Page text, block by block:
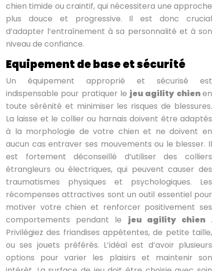
chien timide ou craintif, qui nécessitera une approche
plus douce et progressive. Il est donc crucial
d’adapter l’entraînement à sa personnalité et à son
niveau de confiance.
Equipement de base et sécurité
Un équipement approprié et sécurisé est
indispensable pour pratiquer le jeu agility chienen
toute sérénité et minimiser les risques de blessures.
La laisse et le collier ou harnais doivent être adaptés
à la morphologie de votre chien et ne doivent en
aucun cas entraver ses mouvements ou le blesser. Il
est fortement déconseillé d’utiliser des colliers
étrangleurs ou électriques, qui peuvent causer des
traumatismes physiques et psychologiques. Les
récompenses attractives sont un outil essentiel pour
motiver votre chien et renforcer positivement ses
comportements pendant le jeu agility chien .
Privilégiez des friandises appétentes, de petite taille,
ou ses jouets préférés. L’idéal est d’avoir plusieurs
options pour varier les plaisirs et maintenir son